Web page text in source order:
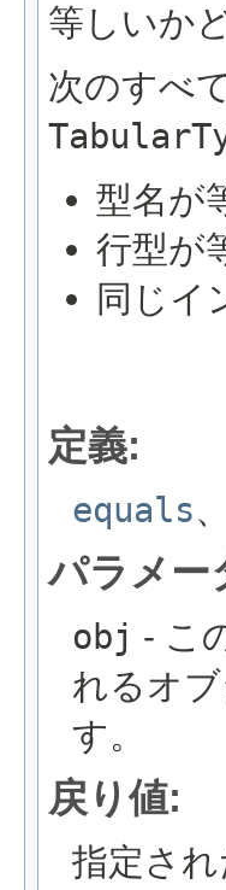
等しいか
次のすべ
型名が
行型が
同じイ
定義:
equals
パラメー
obj - こ
れるオブ
す。
戻り値:
指定さ